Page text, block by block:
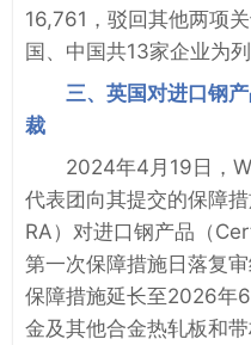
16,761，驳回其他两项
国、中国共13家企业为列
三、英国对进口钢
裁
2024年4月19日，
代表团向其提交的保障
RA）对进口钢产品（
第一次保障措施日落复
保障措施延长至2026年
金及其他合金热轧板和